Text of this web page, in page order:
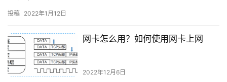
投稿 2022年1月12日
网卡怎么用？如何使用网卡上网
2022年12月6日